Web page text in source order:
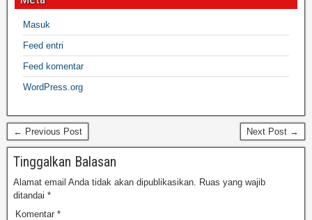
Masuk
Feed entri
Feed komentar
WordPress.org
← Previous Post Next Post →
Tinggalkan Balasan
Alamat email Anda tidak akan dipublikasikan. Ruas yang wajib
ditandai *
Komentar *